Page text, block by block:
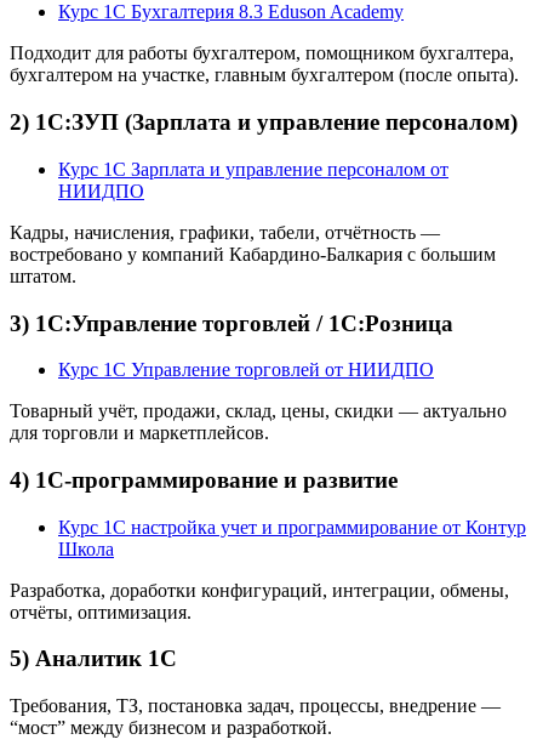
Курс 1С Бухгалтерия 8.3 Eduson Academy
Подходит для работы бухгалтером, помощником бухгалтера,
бухгалтером на участке, главным бухгалтером (после опыта).
2) 1С:ЗУП (Зарплата и управление персоналом)
Курс 1С Зарплата и управление персоналом от
НИИДПО
Кадры, начисления, графики, табели, отчётность —
востребовано у компаний Кабардино-Балкария с большим
штатом.
3) 1С:Управление торговлей / 1С:Розница
Курс 1С Управление торговлей от НИИДПО
Товарный учёт, продажи, склад, цены, скидки — актуально
для торговли и маркетплейсов.
4) 1С-программирование и развитие
Курс 1С настройка учет и программирование от Контур
Школа
Разработка, доработки конфигураций, интеграции, обмены,
отчёты, оптимизация.
5) Аналитик 1С
Требования, ТЗ, постановка задач, процессы, внедрение —
“мост” между бизнесом и разработкой.